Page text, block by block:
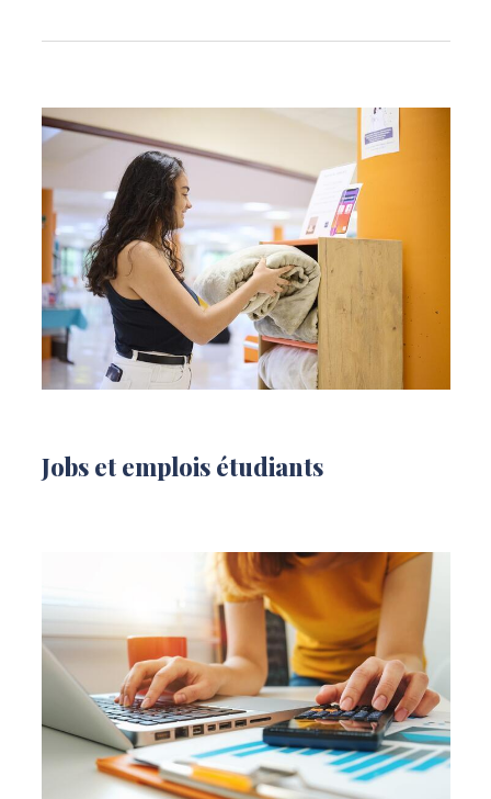
Jobs et emplois étudiants